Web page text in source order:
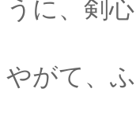
うに、剣
操は
やがて、